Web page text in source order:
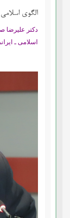
الگوی
دکتر علیرضا
اسلامی ـ